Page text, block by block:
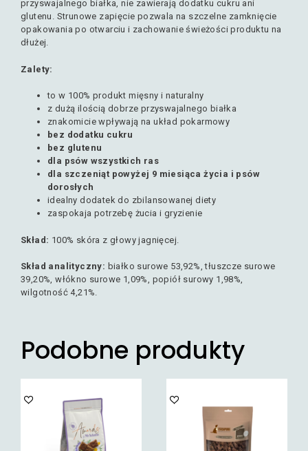
przyswajalnego białka, nie zawierają dodatku cukru ani
glutenu. Strunowe zapięcie pozwala na szczelne zamknięcie
opakowania po otwarciu i zachowanie świeżości produktu na
dłużej.
Zalety:
to w 100% produkt mięsny i naturalny
z dużą ilością dobrze przyswajalnego białka
znakomicie wpływają na układ pokarmowy
bez dodatku cukru
bez glutenu
dla psów wszystkich ras
dla szczeniąt powyżej 9 miesiąca życia i psów
dorosłych
idealny dodatek do zbilansowanej diety
zaspokaja potrzebę żucia i gryzienie
Skład: 100% skóra z głowy jagnięcej.
Skład analityczny: białko surowe 53,92%, tłuszcze surowe
39,20%, włókno surowe 1,09%, popiół surowy 1,98%,
wilgotność 4,21%.
Podobne produkty